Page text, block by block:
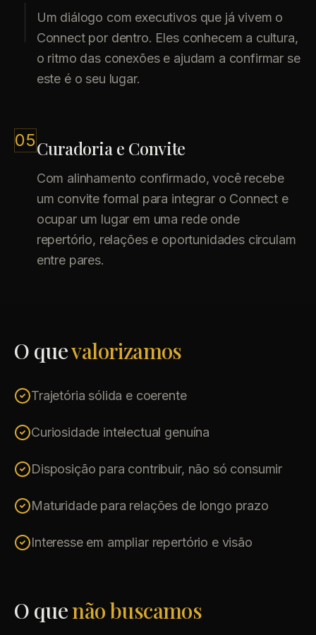
Um diálogo com executivos que já vivem o
Connect por dentro. Eles conhecem a cultura,
o ritmo das conexões e ajudam a confirmar se
este é o seu lugar.
05Curadoria e Convite
Com alinhamento confirmado, você recebe
um convite formal para integrar o Connect e
ocupar um lugar em uma rede onde
repertório, relações e oportunidades circulam
entre pares.
O quevalorizamos
Trajetória sólida e coerente
Curiosidade intelectual genuína
Disposição para contribuir, não só consumir
Maturidade para relações de longo prazo
Interesse em ampliar repertório e visão
O quenão buscamos